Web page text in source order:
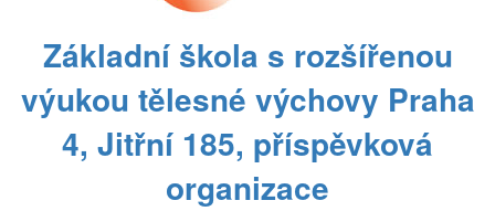
Základní škola s rozšířenou
výukou tělesné výchovy Praha
4, Jitřní 185, příspěvková
organizace